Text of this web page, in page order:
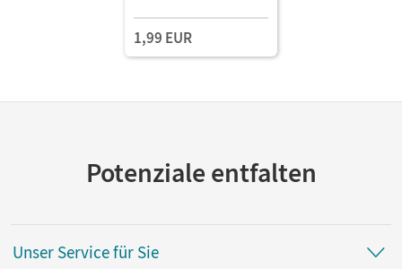
1,99 EUR
Potenziale entfalten
Unser Service für Sie